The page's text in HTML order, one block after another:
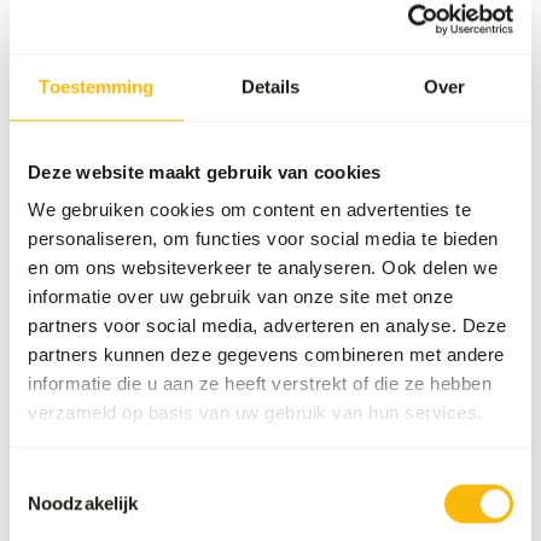
Toestemming Details Over
Deze website maakt gebruik van cookies
We gebruiken cookies om content en advertenties te
personaliseren, om functies voor social media te bieden
en om ons websiteverkeer te analyseren. Ook delen we
informatie over uw gebruik van onze site met onze
partners voor social media, adverteren en analyse. Deze
partners kunnen deze gegevens combineren met andere
informatie die u aan ze heeft verstrekt of die ze hebben
verzameld op basis van uw gebruik van hun services.
Noodzakelijk
Over dit product
Verwachte levertijd min.
Merk Wisbroek Quality Feed
Voedingsadvies
Mix 20-30 grams of pollen per kilogram of feed daily to
support the immune system and support overall bird
health.